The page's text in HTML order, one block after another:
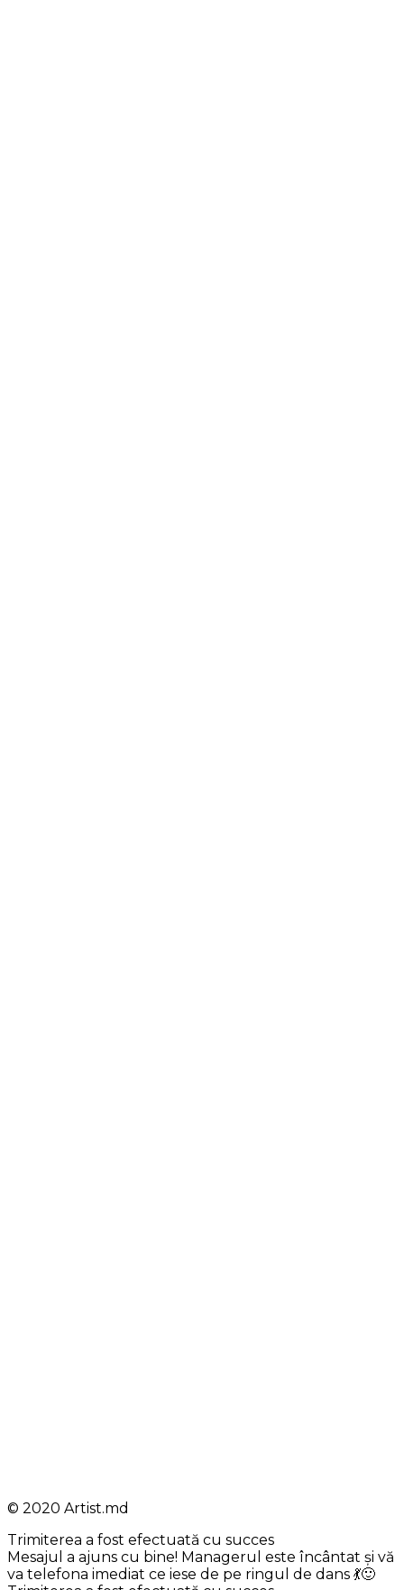
© 2020 Artist.md
Trimiterea a fost efectuată cu succes
Mesajul a ajuns cu bine! Managerul este încântat și vă
va telefona imediat ce iese de pe ringul de dans 💃🙂